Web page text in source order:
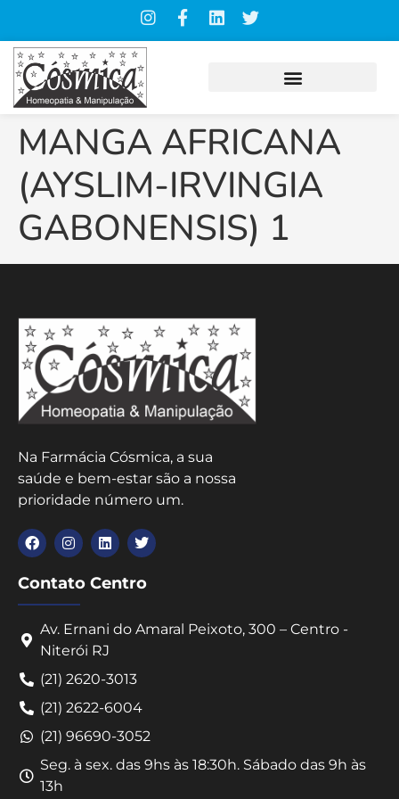
MANGA AFRICANA
(AYSLIM-IRVINGIA
GABONENSIS) 1
Na Farmácia Cósmica, a sua
saúde e bem-estar são a nossa
prioridade número um.
Contato Centro
Av. Ernani do Amaral Peixoto, 300 – Centro -
Niterói RJ
(21) 2620-3013
(21) 2622-6004
(21) 96690-3052
Seg. à sex. das 9hs às 18:30h. Sábado das 9h às
13h